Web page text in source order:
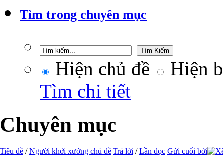
Tìm trong chuyên mục
Hiện chủ đề
Hiện
Tìm chi tiết
Chuyên mục
Tiêu đề /Người khởi xướng chủ đề Trả lời /Lần đọc Gửi cuối bởi